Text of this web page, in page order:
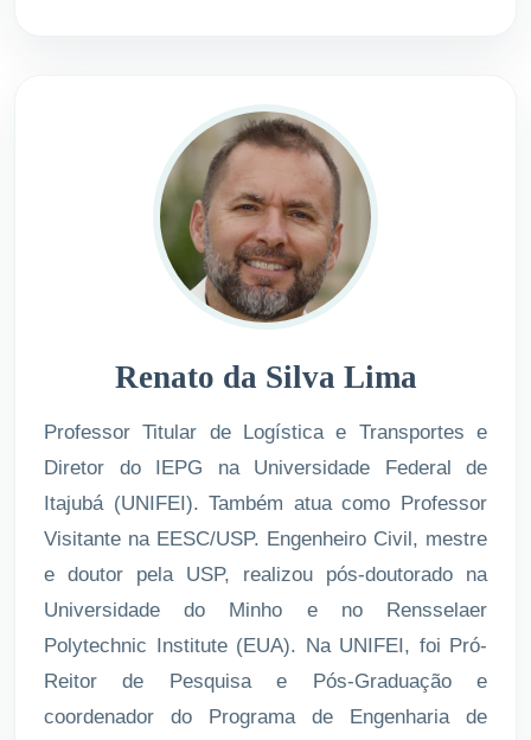
Renato da Silva Lima
Professor Titular de Logística e Transportes e
Diretor do IEPG na Universidade Federal de
Itajubá (UNIFEI). Também atua como Professor
Visitante na EESC/USP. Engenheiro Civil, mestre
e doutor pela USP, realizou pós-doutorado na
Universidade do Minho e no Rensselaer
Polytechnic Institute (EUA). Na UNIFEI, foi Pró-
Reitor de Pesquisa e Pós-Graduação e
coordenador do Programa de Engenharia de